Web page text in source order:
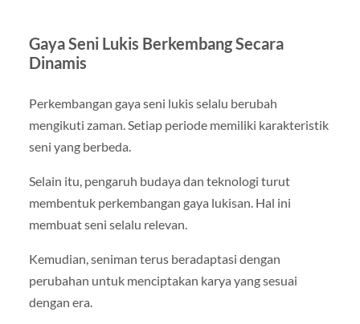
Gaya Seni Lukis Berkembang Secara
Dinamis
Perkembangan gaya seni lukis selalu berubah
mengikuti zaman. Setiap periode memiliki karakteristik
seni yang berbeda.
Selain itu, pengaruh budaya dan teknologi turut
membentuk perkembangan gaya lukisan. Hal ini
membuat seni selalu relevan.
Kemudian, seniman terus beradaptasi dengan
perubahan untuk menciptakan karya yang sesuai
dengan era.